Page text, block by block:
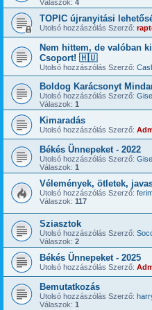
Válaszok: 4
TOPIC újranyitási
Utolsó hozzászólás Szerző:
Nem hittem, de valóban
Csoport! 🇭🇺
Utolsó hozzászólás Szerző:
Boldog Karácsonyt
Utolsó hozzászólás Szerző:
Válaszok: 1
Kimaradás
Utolsó hozzászólás Szerző:
Békés Ünnepeket - 2022
Utolsó hozzászólás Szerző:
Válaszok: 1
Vélemények, ötletek,
Utolsó hozzászólás Szerző:
Válaszok: 117
Sziasztok
Utolsó hozzászólás Szerző:
Válaszok: 2
Békés Ünnepeket - 2025
Utolsó hozzászólás Szerző:
Bemutatkozás
Utolsó hozzászólás Szerző:
Válaszok: 1